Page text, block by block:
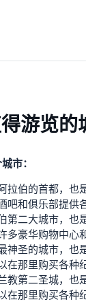
游览的
市：
拉伯的首都，也
吧和俱乐部提供
第二大城市，也
多豪华购物中心
神圣的城市，也
在那里购买各种
教第二圣城，也
那里购买各种